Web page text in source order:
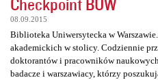
08.09.2015
Biblioteka Uniwersytecka w
akademickich w stolicy. Codziennie
doktorantów i pracowników
badacze i warszawiacy, którzy